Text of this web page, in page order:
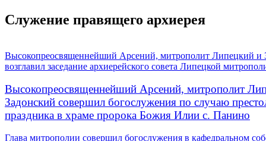
Служение правящего архиерея
Высокопреосвященнейший Арсений, митрополит Липецкий и
возглавил заседание архиерейского совета Липецкой
Высокопреосвященнейший Арсений, митрополит
Задонский совершил богослужения по случаю
праздника в храме пророка Божия Илии с. Панино
Глава митрополии совершил богослужения в кафедральном